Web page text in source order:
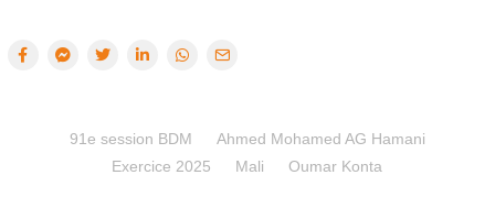
91e session BDM
Ahmed Mohamed AG Hamani
Exercice 2025
Mali Oumar Konta